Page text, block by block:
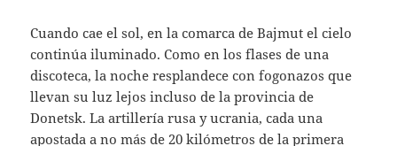
Cuando cae el sol, en la comarca de Bajmut el cielo
continúa iluminado. Como en los flases de una
discoteca, la noche resplandece con fogonazos que
llevan su luz lejos incluso de la provincia de
Donetsk. La artillería rusa y ucrania, cada una
apostada a no más de 20 kilómetros de la primera